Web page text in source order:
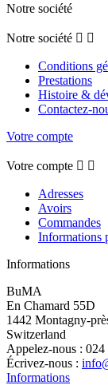
Notre société
Notre société  
Conditions
Prestations
Histoire &
Contactez-
Votre compte
Votre compte  
Adresses
Avoirs
Commandes
Informations
Informations
BuMA
En Chamard 55D
1442 Montagny-
Switzerland
Appelez-nous : 024
Écrivez-nous :
Informations